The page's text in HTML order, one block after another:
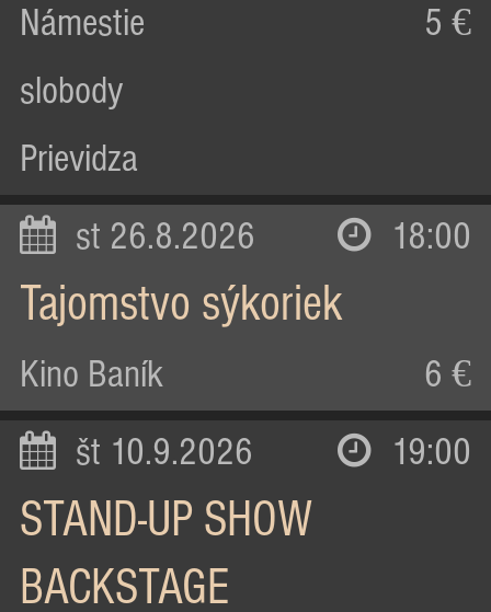
Námestie
slobody
Prievidza
5 €
st 26.8.2026 18:00
Tajomstvo sýkoriek
Kino Baník 6 €
št 10.9.2026 19:00
STAND-UP SHOW
BACKSTAGE